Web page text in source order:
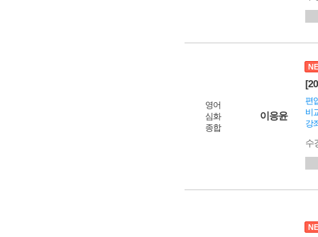
영어
심화
종합
이응윤
편
비
강
수